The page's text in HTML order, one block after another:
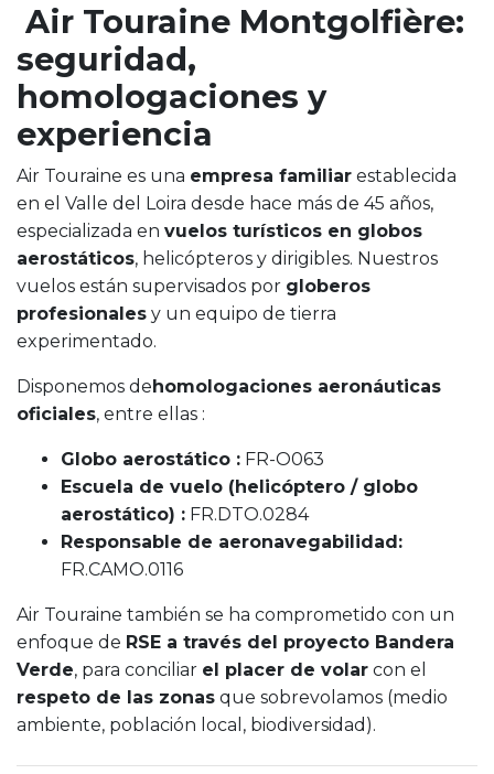
Air Touraine Montgolfière:
seguridad,
homologaciones y
experiencia
Air Touraine es una empresa familiar establecida
en el Valle del Loira desde hace más de 45 años,
especializada en vuelos turísticos en globos
aerostáticos, helicópteros y dirigibles. Nuestros
vuelos están supervisados por globeros
profesionales y un equipo de tierra
experimentado.
Disponemos dehomologaciones aeronáuticas
oficiales, entre ellas :
Globo aerostático : FR-O063
Escuela de vuelo (helicóptero / globo
aerostático) : FR.DTO.0284
Responsable de aeronavegabilidad:
FR.CAMO.0116
Air Touraine también se ha comprometido con un
enfoque de RSE a través del proyecto Bandera
Verde, para conciliar el placer de volar con el
respeto de las zonas que sobrevolamos (medio
ambiente, población local, biodiversidad).